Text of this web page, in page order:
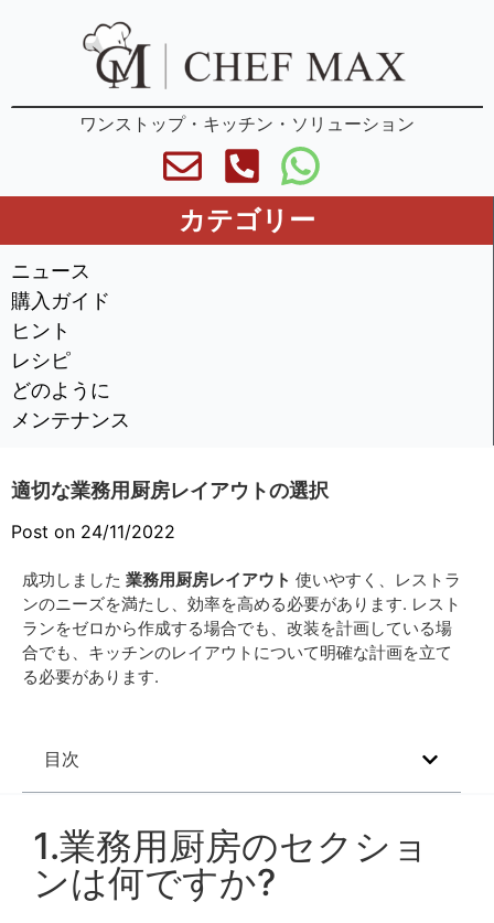
ワンストップ・キッチン・ソリューション
カテゴリー
ニュース
購入ガイド
ヒント
レシピ
どのように
メンテナンス
適切な業務用厨房レイアウトの選択
Post on 24/11/2022
成功しました 業務用厨房レイアウト 使いやすく、レストラ
ンのニーズを満たし、効率を高める必要があります. レスト
ランをゼロから作成する場合でも、改装を計画している場
合でも、キッチンのレイアウトについて明確な計画を立て
る必要があります.
目次
1.業務用厨房のセクショ
ンは何ですか?